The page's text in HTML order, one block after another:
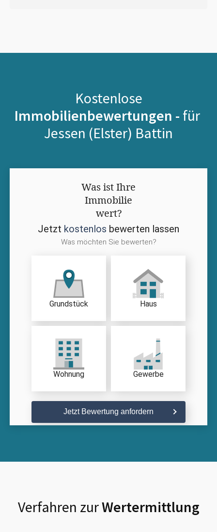
Kostenlose
Immobilienbewertungen - für
Jessen (Elster) Battin
Was ist Ihre
Immobilie
wert?
Jetzt kostenlos bewerten lassen
Was möchten Sie bewerten?
Grundstück Haus
Wohnung Gewerbe
Jetzt Bewertung anfordern
Verfahren zurWertermittlung